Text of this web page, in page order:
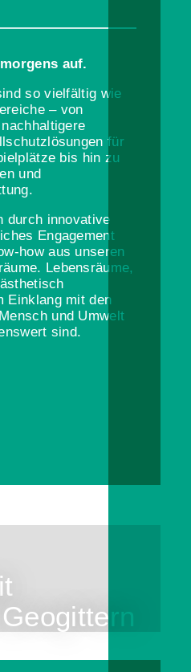
auf.
so vielfältig wie
– von
für
bis hin zu
und
durch innovative
Engagement
how aus unseren
Lebensräume,
Einklang mit den
und Umwelt
sind.